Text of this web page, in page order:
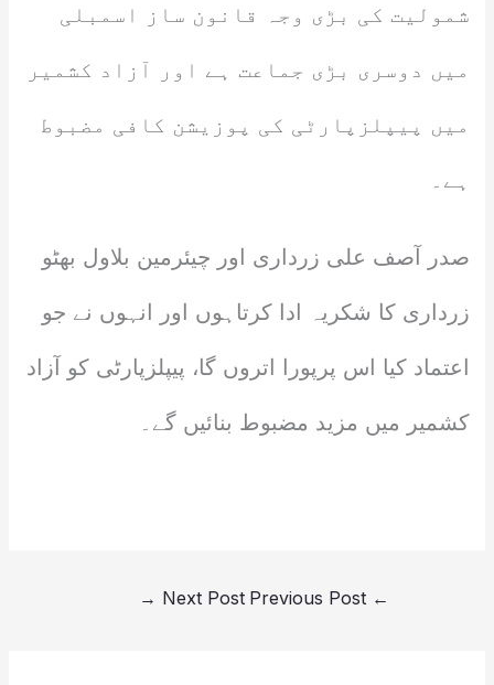
شمولیت کی بڑی وجہ قانون ساز اسمبلی
میں دوسری بڑی جماعت ہے اور آزاد کشمیر
میں پیپلزپارٹی کی پوزیشن کافی مضبوط
ہے۔
صدر آصف علی زرداری اور چیئرمین بلاول بھٹو
زرداری کا شکریہ ادا کرتاہوں اور انہوں نے جو
اعتماد کیا اس پرپورا اتروں گا، پیپلزپارٹی کو آزاد
کشمیر میں مزید مضبوط بنائیں گے۔
←
Next Post
→